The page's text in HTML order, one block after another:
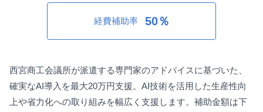
経費補助率 50％
西宮商工会議所が派遣する専門家のアドバイスに基づいた、
確実なAI導入を最大20万円支援。AI技術を活用した生産性向
上や省力化への取り組みを幅広く支援します。補助金額は下